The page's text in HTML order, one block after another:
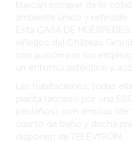
buscan escapar de lo
ambiente único y refinado.
Esta CASA DE
viñedos del Château
con pasión por los
un entorno auténtico y
Las habitaciones, todas
planta (acceso por una
peldaños), son amplias (de
cuarto de baño y ducha
disponen de TELEVISIÓN.